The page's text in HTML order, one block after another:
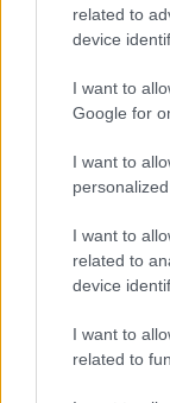
related to
device
I want to
Google for
I want to
I want to
related to
device
I want to
related to
Brüsszel +/-
Petri Gábor•2017.